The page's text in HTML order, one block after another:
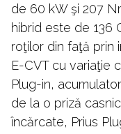
de 60 kW şi 207
hibrid este de 136
roţilor din faţă prin
E-CVT cu variaţie
Plug-in,
de la o priză
încărcate, Prius